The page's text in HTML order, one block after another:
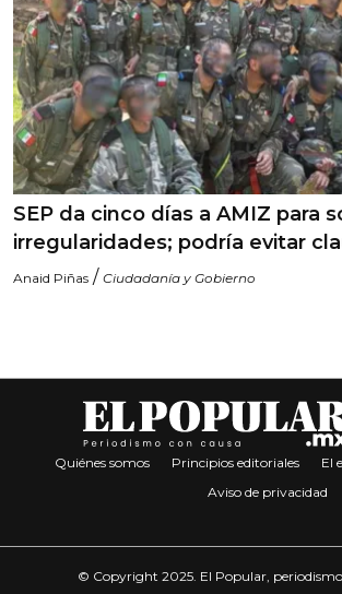
SEP da cinco días a AMIZ para
irregularidades; podría evitar
Anaid Piñas / Ciudadanía y Gobierno
Quiénes somos Principios editoriales El
Aviso de privacidad
© Copyright 2025. El Popular, periodismo